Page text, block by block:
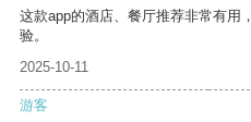
这款app的酒店、餐厅推荐非常有用
验。
2025-10-11
游客